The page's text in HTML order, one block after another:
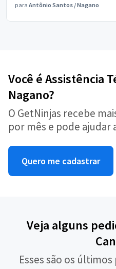
para Antônio Santos /Nagano
Você é Assistência
Nagano?
O GetNinjas recebe
por mês e pode ajudar
Quero me cadastrar
Veja alguns
Esses são os